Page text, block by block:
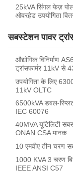
25kVA सिंगल फेज़
ओवरहेड उपयोगिता
सबस्टेशन पावर
औद्योगिक विनिर्माण
ट्रांसफार्मर 11kV से
उपयोगिता के लिए
11kV OLTC
6500kVA डबल-
IEC 60076
40MVA यूटिलिटी
ONAN CSA मानक
10 एमवीए तीन चरण
1000 KVA 3 चरण
IEEE ANSI C57